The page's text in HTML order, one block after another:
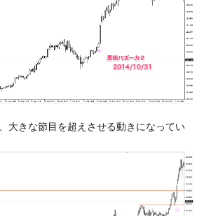
大きな節目を超えさせる動きになってい